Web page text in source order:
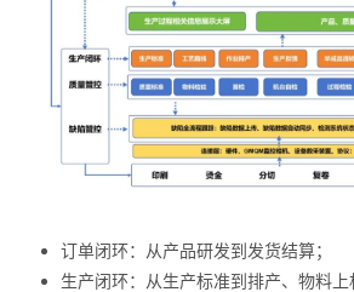
订单闭环：从产品研发到发货结算；
生产闭环：从生产标准到排产、物料